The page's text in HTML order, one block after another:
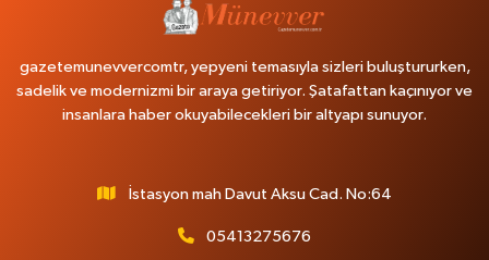
gazetemunevvercomtr, yepyeni temasıyla sizleri buluştururken,
sadelik ve modernizmi bir araya getiriyor. Şatafattan kaçınıyor ve
insanlara haber okuyabilecekleri bir altyapı sunuyor.
İstasyon mah Davut Aksu Cad. No:64
05413275676